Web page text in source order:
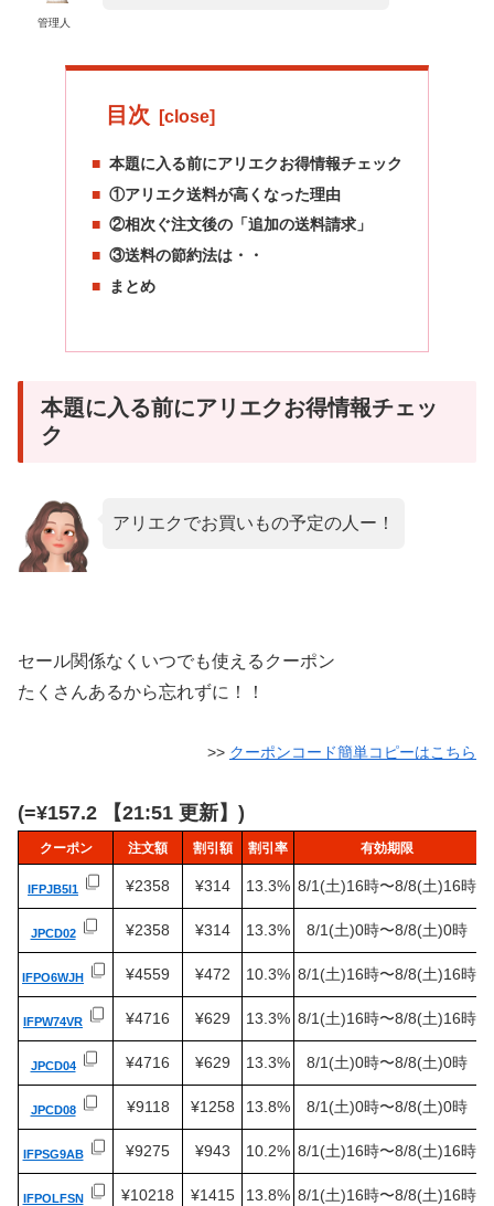
管理人
目次
本題に入る前にアリエクお得情報チェック
①アリエク送料が高くなった理由
②相次ぐ注文後の「追加の送料請求」
③送料の節約法は・・
まとめ
本題に入る前にアリエクお得情報チェッ
ク
アリエクでお買いもの予定の人ー！
セール関係なくいつでも使えるクーポン
たくさんあるから忘れずに！！
>> クーポンコード簡単コピーはこちら
(=¥157.2 【21:51 更新】)
クーポン 注文額 割引額 割引率 有効期限
IFPJB5I1 ¥2358 ¥314 13.3% 8/1(土)16時〜8/8(土)16時
JPCD02 ¥2358 ¥314 13.3% 8/1(土)0時〜8/8(土)0時
IFPO6WJH ¥4559 ¥472 10.3% 8/1(土)16時〜8/8(土)16時
IFPW74VR ¥4716 ¥629 13.3% 8/1(土)16時〜8/8(土)16時
JPCD04 ¥4716 ¥629 13.3% 8/1(土)0時〜8/8(土)0時
JPCD08 ¥9118 ¥1258 13.8% 8/1(土)0時〜8/8(土)0時
IFPSG9AB ¥9275 ¥943 10.2% 8/1(土)16時〜8/8(土)16時
IFPOLFSN ¥10218 ¥1415 13.8% 8/1(土)16時〜8/8(土)16時